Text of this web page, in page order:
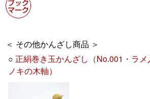
＜ その他かんざし商品 ＞
○ 正絹巻き玉かんざし（No.001・ラメ
ノキの木軸）